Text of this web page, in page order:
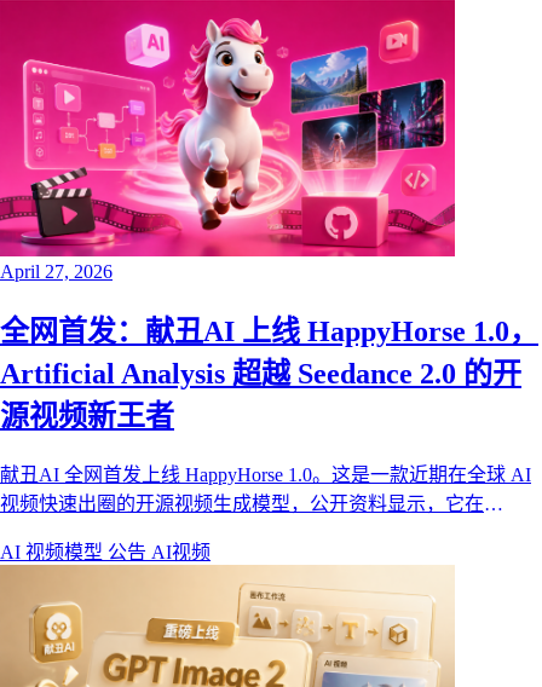
April 27, 2026
全网首发：献丑AI 上线 HappyHorse 1.0，
Artificial Analysis 超越 Seedance 2.0 的开
源视频新王者
献丑AI 全网首发上线 HappyHorse 1.0。这是一款近期在全球 AI
视频快速出圈的开源视频生成模型，公开资料显示，它在
在文本生视频、图生视频、1080p 输出、运动稳定性和音视频同
步架构上都有非常强的竞争力。
AI 视频模型 公告 AI视频